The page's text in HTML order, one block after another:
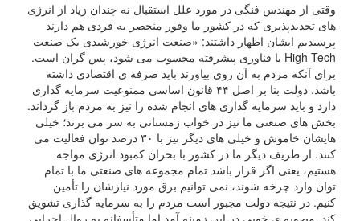
وقتی از مهندس فنگی در مورد علل استقبال نه چندان زیاد از انرژی
های تجدیدپذیری که در کشور ما وفور منحصر به فردی هم دارند
پرسیدیم ایشان اظهار داشتند: «صنعت انرژی خورشیدی یک صنعت
High Tech یا فناوری پیشرفته محسوب می شود، پس گران است.
برای آنکه مردم به آن روی بیاورند باید صرفه ی اقتصادی داشته
باشد. دولت بنا بر اصل ۴۴ قانون اساسی ممنوعیت سرمایه گذاری
دارد و باید سرمایه گذاری های انجام شده را نیز به مردم باز گرداند.
بخش های صنعتی ما نیز در خواب زمستانی به سر می برند؛ خیلی
هایشان خاموش و خیلی های دیگر نیز با ۳۰ درصد توان فعالیت می
کنند. ار طریف دیگر ما در کشور با بحران کمبود انرژی مواجه
هستیم، یعنی اگر قرار باشد تمام مجموعه های صنعتی ما با تمام
توان وارد چرخه شوند، نمی توانیم برق مورد نیازشان را تأمین
کنیم. در نتیجه دولت مجبور است مردم را به سرمایه گذاری تشویق